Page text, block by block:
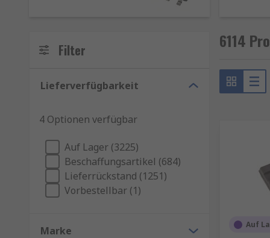
Schieberegister-ICs bieten hohe Geschwindigkeit
Logikgatter regeln den Signalfluss über boolesche
damit eine größere Kompatibilität zwischen
Monostabile Kippstufen erzeugen eine
Schmitt-Trigger Inverter sind aktive Stromkreise,
Filter
Lieferverfügbarkeit
4 Optionen verfügbar
Auf Lager (3225)
Beschaffungsartikel (684)
Lieferrückstand (1251)
Vorbestellbar (1)
Marke
6114
Auf